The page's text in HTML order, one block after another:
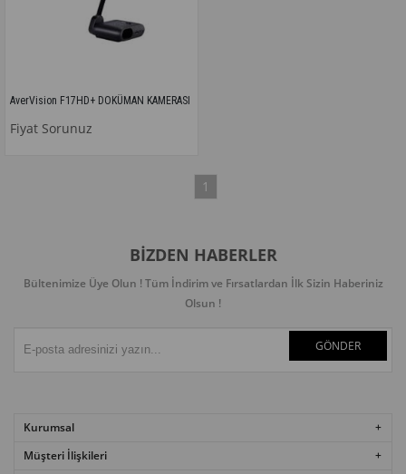
AverVision F17HD+ DOKÜMAN KAMERASI
Fiyat Sorunuz
1
BIZDEN HABERLER
Bültenimize Üye Olun ! Tüm İndirim ve Fırsatlardan İlk Sizin Haberiniz
Olsun !
GÖNDER
Kurumsal
Müşteri İlişkileri